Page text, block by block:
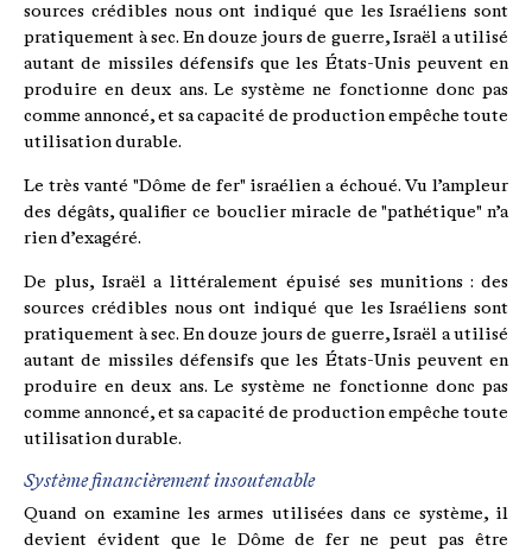
sources crédibles nous ont indiqué que les Israéliens sont
pratiquement à sec. En douze jours de guerre, Israël a utilisé
autant de missiles défensifs que les États-Unis peuvent en
produire en deux ans. Le système ne fonctionne donc pas
comme annoncé, et sa capacité de production empêche toute
utilisation durable.
Le très vanté "Dôme de fer" israélien a échoué. Vu l’ampleur
des dégâts, qualifier ce bouclier miracle de "pathétique" n’a
rien d’exagéré.
De plus, Israël a littéralement épuisé ses munitions : des
sources crédibles nous ont indiqué que les Israéliens sont
pratiquement à sec. En douze jours de guerre, Israël a utilisé
autant de missiles défensifs que les États-Unis peuvent en
produire en deux ans. Le système ne fonctionne donc pas
comme annoncé, et sa capacité de production empêche toute
utilisation durable.
Système financièrement insoutenable
Quand on examine les armes utilisées dans ce système, il
devient évident que le Dôme de fer ne peut pas être